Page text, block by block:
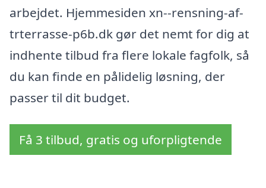
arbejdet. Hjemmesiden xn--rensning-af-
trterrasse-p6b.dk gør det nemt for dig at
indhente tilbud fra flere lokale fagfolk, så
du kan finde en pålidelig løsning, der
passer til dit budget.
Få 3 tilbud, gratis og uforpligtende